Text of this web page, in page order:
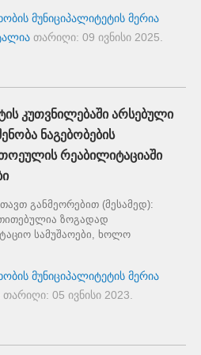
მუნიციპალიტეტის მერია
თარიღი: 09 ივნისი 2025
კუთვნილებაში არსებული
ნაგებობების
რეაბილიტაციაში
განმეორებით (მესამედ):
ზოგადად
სამუშაოები, ხოლო
მუნიციპალიტეტის მერია
თარიღი: 05 ივნისი 2023